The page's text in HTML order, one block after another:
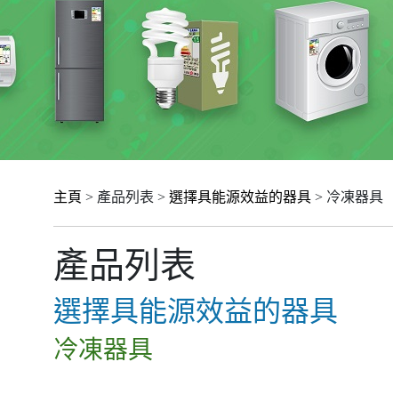
主頁 > 產品列表 > 選擇具能源效益的器具 > 冷凍器具
產品列表
選擇具能源效益的器具
冷凍器具